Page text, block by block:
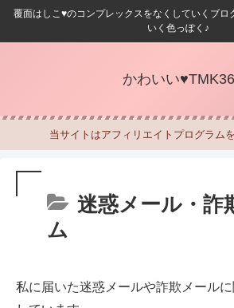
覆面はしこ♥のコンプレックスをなくしていくブロ
いく色っぽく♪
かわいい♥TMK36
当サイトはアフィリエイトプログラム
迷惑メール・詐
ム
私に届いた迷惑メールや詐欺メール